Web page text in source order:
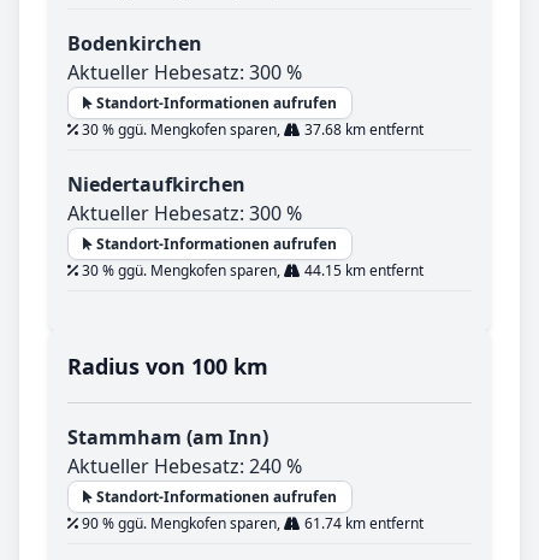
Bodenkirchen
Aktueller Hebesatz: 300 %
Standort-Informationen aufrufen
30 % ggü. Mengkofen sparen,
37.68 km entfernt
Niedertaufkirchen
Aktueller Hebesatz: 300 %
Standort-Informationen aufrufen
30 % ggü. Mengkofen sparen,
44.15 km entfernt
Radius von 100 km
Stammham (am Inn)
Aktueller Hebesatz: 240 %
Standort-Informationen aufrufen
90 % ggü. Mengkofen sparen,
61.74 km entfernt